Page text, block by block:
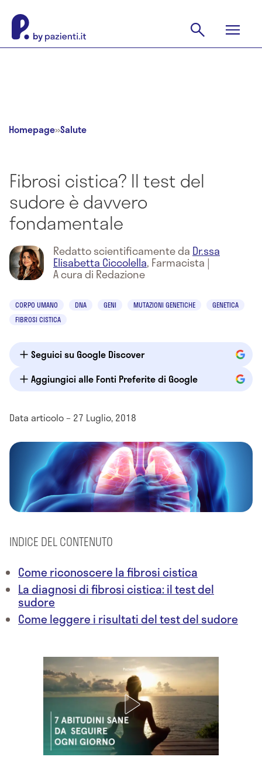
Homepage»Salute
Fibrosi cistica? Il test del
sudore è davvero
fondamentale
Redatto scientificamente da Dr.ssa
Elisabetta Ciccolella, Farmacista |
A cura di Redazione
CORPO UMANO DNA GENI MUTAZIONI GENETICHE
GENETICA
FIBROSI CISTICA
Seguici su Google Discover
Aggiungici alle Fonti Preferite di Google
Data articolo – 27 Luglio, 2018
INDICE DEL CONTENUTO
Come riconoscere la fibrosi cistica
La diagnosi di fibrosi cistica: il test del
sudore
Come leggere i risultati del test del sudore